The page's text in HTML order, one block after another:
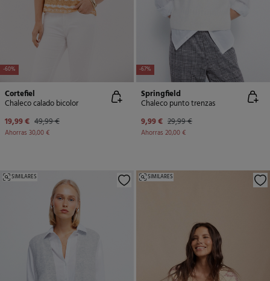
-60%
Cortefiel
Chaleco calado bicolor
19,99 € 49,99 €
Ahorras 30,00 €
-67%
Springfield
Chaleco punto trenzas
9,99 € 29,99 €
Ahorras 20,00 €
SIMILARES SIMILARES